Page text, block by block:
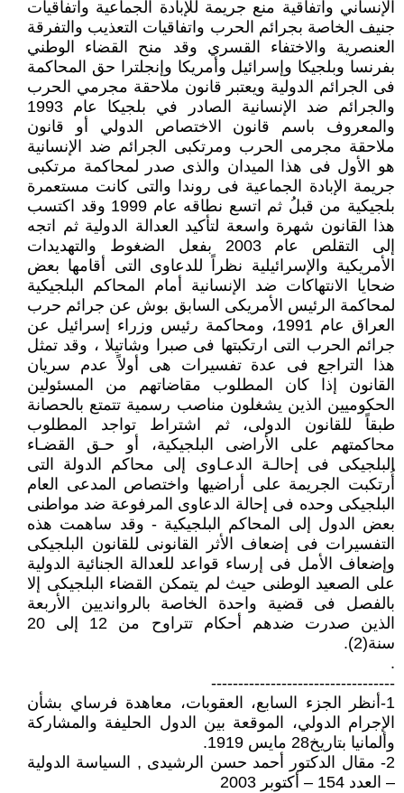
الإنساني واتفاقية منع جريمة للإبادة الجماعية واتفاقيات
جنيف الخاصة بجرائم الحرب واتفاقيات التعذيب والتفرقة
العنصرية والاختفاء القسري وقد منح القضاء الوطني
بفرنسا وبلجيكا وإسرائيل وأمريكا وإنجلترا حق المحاكمة
فى الجرائم الدولية ويعتبر قانون ملاحقة مجرمي الحرب
والجرائم ضد الإنسانية الصادر في بلجيكا عام 1993
والمعروف باسم قانون الاختصاص الدولي أو قانون
ملاحقة مجرمى الحرب ومرتكبى الجرائم ضد الإنسانية
هو الأول فى هذا الميدان والذى صدر لمحاكمة مرتكبى
جريمة الإبادة الجماعية فى روندا والتى كانت مستعمرة
بلجيكية من قبلُ ثم اتسع نطاقه عام 1999 وقد اكتسب
هذا القانون شهرة واسعة لتأكيد العدالة الدولية ثم اتجه
إلى التقلص عام 2003 بفعل الضغوط والتهديدات
الأمريكية والإسرائيلية نظراً للدعاوى التى أقامها بعض
ضحايا الانتهاكات ضد الإنسانية أمام المحاكم البلجيكية
لمحاكمة الرئيس الأمريكى السابق بوش عن جرائم حرب
العراق عام 1991، ومحاكمة رئيس وزراء إسرائيل عن
جرائم الحرب التى ارتكبتها فى صبرا وشاتيلا ، وقد تمثل
هذا التراجع فى عدة تفسيرات هى أولاً عدم سريان
القانون إذا كان المطلوب مقاضاتهم من المسئولين
الحكوميين الذين يشغلون مناصب رسمية تتمتع بالحصانة
طبقاً للقانون الدولى، ثم اشتراط تواجد المطلوب
محاكمتهم على الأراضى البلجيكية، أو حـق القضـاء
البلجيكى فى إحالـة الدعـاوى إلى محاكم الدولة التى
أُرتكبت الجريمة على أراضيها واختصاص المدعى العام
البلجيكى وحده فى إحالة الدعاوى المرفوعة ضد مواطنى
بعض الدول إلى المحاكم البلجيكية - وقد ساهمت هذه
التفسيرات فى إضعاف الأثر القانونى للقانون البلجيكى
وإضعاف الأمل فى إرساء قواعد للعدالة الجنائية الدولية
على الصعيد الوطنى حيث لم يتمكن القضاء البلجيكى إلا
بالفصل فى قضية واحدة الخاصة بالروانديين الأربعة
الذين صدرت ضدهم أحكام تتراوح من 12 إلى 20
سنة(2).
.
----------------------------------
1-أنظر الجزء السابع، العقوبات، معاهدة فرساي بشأن
الإجرام الدولي، الموقعة بين الدول الحليفة والمشاركة
وألمانيا بتاريخ28 مايس 1919.
2- مقال الدكتور أحمد حسن الرشيدى , السياسة الدولية
– العدد 154 – أكتوبر 2003